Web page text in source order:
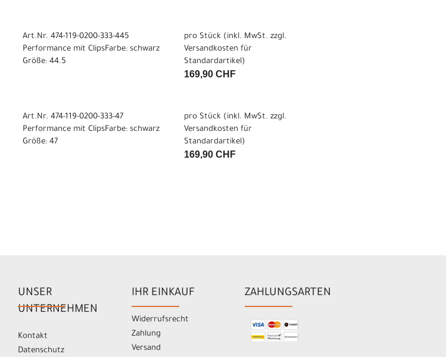
Art.Nr. 474-119-0200-333-445
Performance mit ClipsFarbe: schwarz
Größe: 44.5
pro Stück (inkl. MwSt. zzgl.
Versandkosten für
Standardartikel)
169,90 CHF
Art.Nr. 474-119-0200-333-47
Performance mit ClipsFarbe: schwarz
Größe: 47
pro Stück (inkl. MwSt. zzgl.
Versandkosten für
Standardartikel)
169,90 CHF
UNSER
UNTERNEHMEN
Kontakt
Datenschutz
IHR EINKAUF
Widerrufsrecht
Zahlung
Versand
ZAHLUNGSARTEN